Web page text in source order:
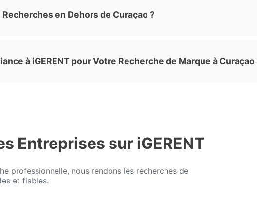
en Dehors de Curaçao ?
à iGERENT pour Votre Recherche de Marque à Curaçao
Entreprises sur iGERENT
professionnelle, nous rendons les recherches de
et fiables.